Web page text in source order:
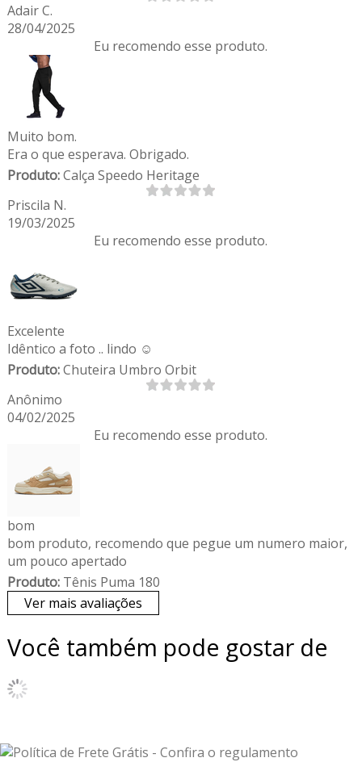
Adair C.
28/04/2025
Eu recomendo esse produto.
Muito bom.
Era o que esperava. Obrigado.
Produto:Calça Speedo Heritage
Priscila N.
19/03/2025
Eu recomendo esse produto.
Excelente
Idêntico a foto .. lindo ☺️
Produto:Chuteira Umbro Orbit
Anônimo
04/02/2025
Eu recomendo esse produto.
bom
bom produto, recomendo que pegue um numero maior,
um pouco apertado
Produto:Tênis Puma 180
Ver mais avaliações
Você também pode gostar de